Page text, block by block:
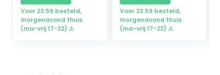
Voor 23:59 besteld,
morgenavond thuis
(ma-vrij 17-22) ⚠
Voor 23:59 besteld,
morgenavond thuis
(ma-vrij 17-22) ⚠